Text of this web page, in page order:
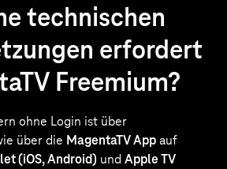
technischen
erfordert
Freemium?
ohne Login ist über
über die MagentaTV Appauf
(iOS, Android) und Apple TV